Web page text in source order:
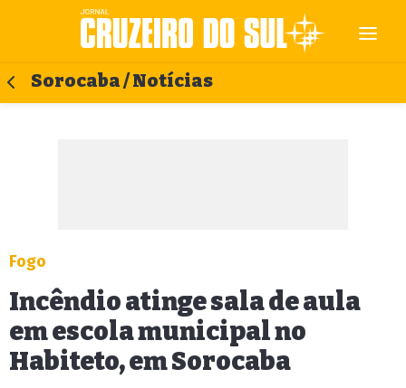
Sorocaba / Notícias
Fogo
Incêndio atinge sala de aula
em escola municipal no
Habiteto, em Sorocaba